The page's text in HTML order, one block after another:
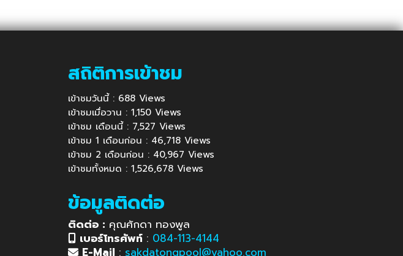
สถิติการเข้าชม
เข้าชมวันนี้ : 688 Views
เข้าชมเมื่อวาน : 1,150 Views
เข้าชม เดือนนี้ : 7,527 Views
เข้าชม 1 เดือนก่อน : 46,718 Views
เข้าชม 2 เดือนก่อน : 40,967 Views
เข้าชมทั้งหมด : 1,526,678 Views
ข้อมูลติดต่อ
ติดต่อ : คุณศักดา ทองพูล
เบอร์โทรศัพท์ : 084-113-4144
E-Mail : sakdatongpool@yahoo.com